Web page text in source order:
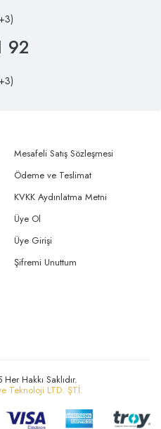
92
Mesafeli Satış Sözleşmesi
Ödeme ve Teslimat
KVKK Aydınlatma Metni
Üye Ol
Üye Girişi
Şifremi Unuttum
Hakkı Saklıdır.
Teknoloji LTD. ŞTİ.